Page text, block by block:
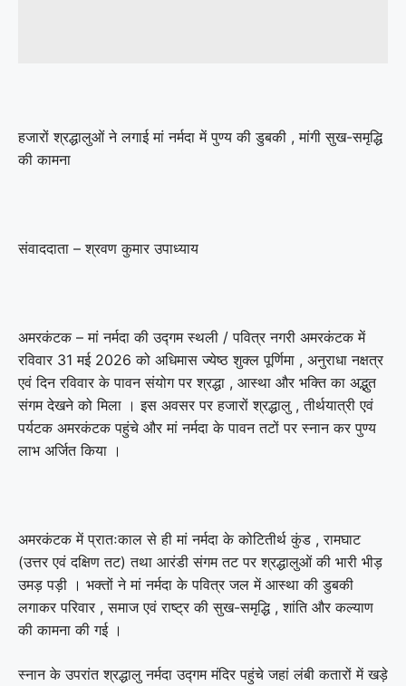
हजारों श्रद्धालुओं ने लगाई मां नर्मदा में पुण्य की डुबकी , मांगी सुख-समृद्धि
की कामना
संवाददाता – श्रवण कुमार उपाध्याय
अमरकंटक – मां नर्मदा की उद्गम स्थली / पवित्र नगरी अमरकंटक में
रविवार 31 मई 2026 को अधिमास ज्येष्ठ शुक्ल पूर्णिमा , अनुराधा नक्षत्र
एवं दिन रविवार के पावन संयोग पर श्रद्धा , आस्था और भक्ति का अद्भुत
संगम देखने को मिला । इस अवसर पर हजारों श्रद्धालु , तीर्थयात्री एवं
पर्यटक अमरकंटक पहुंचे और मां नर्मदा के पावन तटों पर स्नान कर पुण्य
लाभ अर्जित किया ।
अमरकंटक में प्रातःकाल से ही मां नर्मदा के कोटितीर्थ कुंड , रामघाट
(उत्तर एवं दक्षिण तट) तथा आरंडी संगम तट पर श्रद्धालुओं की भारी भीड़
उमड़ पड़ी । भक्तों ने मां नर्मदा के पवित्र जल में आस्था की डुबकी
लगाकर परिवार , समाज एवं राष्ट्र की सुख-समृद्धि , शांति और कल्याण
की कामना की गई ।
स्नान के उपरांत श्रद्धालु नर्मदा उद्गम मंदिर पहुंचे जहां लंबी कतारों में खड़े